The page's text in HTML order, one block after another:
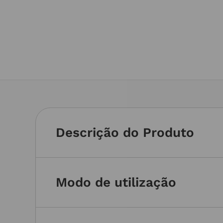
Descrição do Produto
Modo de utilização